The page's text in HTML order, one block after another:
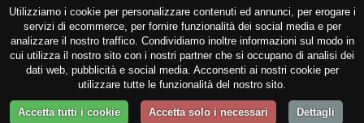
Le riviste
Aree disciplinari
Morlacchi Varia
Libreria Morlacchi
Utilizziamo i cookie per personalizzare contenuti ed annunci, per erogare i
servizi di ecommerce, per fornire funzionalità dei social media e per
analizzare il nostro traffico. Condividiamo inoltre informazioni sul modo in
cui utilizza il nostro sito con i nostri partner che si occupano di analisi dei
dati web, pubblicità e social media. Acconsenti ai nostri cookie per
utilizzare tutte le funzionalità del nostro sito.
Accetta tutti i cookie Accetta solo i necessari Dettagli